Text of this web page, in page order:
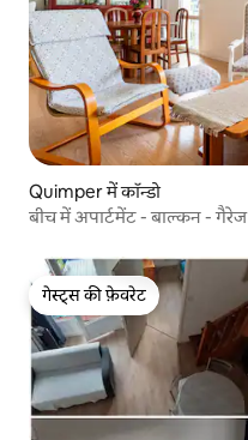
Quimper में कॉन्डो
बीच में अपार्टमेंट - बाल्कन - गैरेज
गेस्ट्स की फ़ेवरेट
गेस्ट्स की फ़ेवरेट